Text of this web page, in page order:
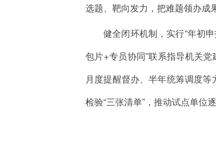
选题、靶向发力，把难题领办成
健全闭环机制，实行“年初
包片+专员协同”联系指导机关
月度提醒督办、半年统筹调度
检验“三张清单”，推动试点单位